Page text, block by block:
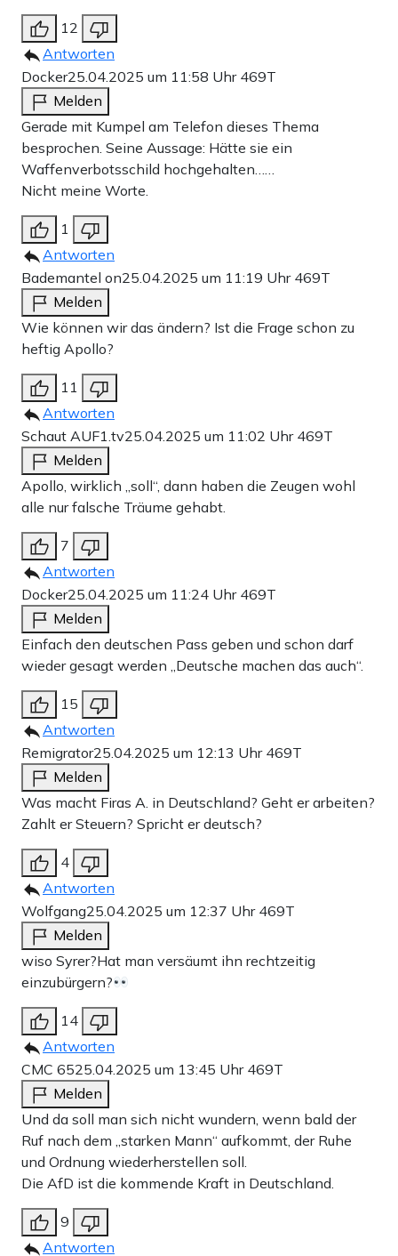
12
Antworten
Docker25.04.2025 um 11:58 Uhr 469T
Melden
Gerade mit Kumpel am Telefon dieses Thema
besprochen. Seine Aussage: Hätte sie ein
Waffenverbotsschild hochgehalten……
Nicht meine Worte.
1
Antworten
Bademantel on25.04.2025 um 11:19 Uhr 469T
Melden
Wie können wir das ändern? Ist die Frage schon zu
heftig Apollo?
11
Antworten
Schaut AUF1.tv25.04.2025 um 11:02 Uhr 469T
Melden
Apollo, wirklich „soll“, dann haben die Zeugen wohl
alle nur falsche Träume gehabt.
7
Antworten
Docker25.04.2025 um 11:24 Uhr 469T
Melden
Einfach den deutschen Pass geben und schon darf
wieder gesagt werden „Deutsche machen das auch“.
15
Antworten
Remigrator25.04.2025 um 12:13 Uhr 469T
Melden
Was macht Firas A. in Deutschland? Geht er arbeiten?
Zahlt er Steuern? Spricht er deutsch?
4
Antworten
Wolfgang25.04.2025 um 12:37 Uhr 469T
Melden
wiso Syrer?Hat man versäumt ihn rechtzeitig
einzubürgern?
14
Antworten
CMC 6525.04.2025 um 13:45 Uhr 469T
Melden
Und da soll man sich nicht wundern, wenn bald der
Ruf nach dem „starken Mann“ aufkommt, der Ruhe
und Ordnung wiederherstellen soll.
Die AfD ist die kommende Kraft in Deutschland.
9
Antworten